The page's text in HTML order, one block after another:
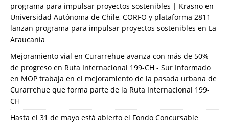
programa para impulsar proyectos sostenibles | Krasno en
Universidad Autónoma de Chile, CORFO y plataforma 2811
lanzan programa para impulsar proyectos sostenibles en La
Araucanía
Mejoramiento vial en Curarrehue avanza con más de 50%
de progreso en Ruta Internacional 199-CH - Sur Informado
en MOP trabaja en el mejoramiento de la pasada urbana de
Curarrehue que forma parte de la Ruta Internacional 199-
CH
Hasta el 31 de mayo está abierto el Fondo Concursable